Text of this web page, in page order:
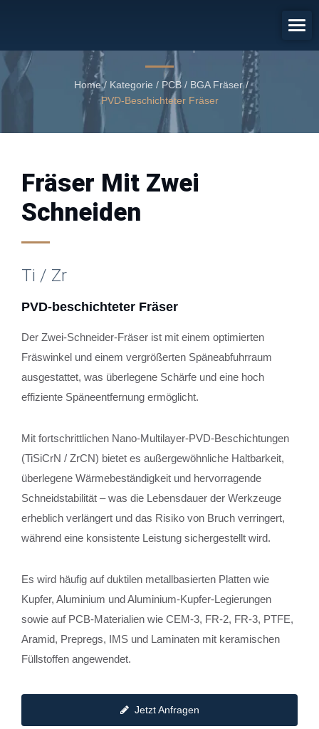
Home / Kategorie / PCB / BGA Fräser /
PVD-Beschichteter Fräser
Fräser Mit Zwei
Schneiden
Ti / Zr
PVD-beschichteter Fräser
Der Zwei-Schneider-Fräser ist mit einem optimierten
Fräswinkel und einem vergrößerten Späneabfuhrraum
ausgestattet, was überlegene Schärfe und eine hoch
effiziente Späneentfernung ermöglicht.
Mit fortschrittlichen Nano-Multilayer-PVD-Beschichtungen
(TiSiCrN / ZrCN) bietet es außergewöhnliche Haltbarkeit,
überlegene Wärmebeständigkeit und hervorragende
Schneidstabilität – was die Lebensdauer der Werkzeuge
erheblich verlängert und das Risiko von Bruch verringert,
während eine konsistente Leistung sichergestellt wird.
Es wird häufig auf duktilen metallbasierten Platten wie
Kupfer, Aluminium und Aluminium-Kupfer-Legierungen
sowie auf PCB-Materialien wie CEM-3, FR-2, FR-3, PTFE,
Aramid, Prepregs, IMS und Laminaten mit keramischen
Füllstoffen angewendet.
Jetzt Anfragen